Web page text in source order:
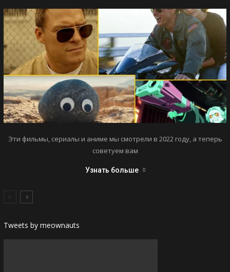
Эти фильмы, сериалы и аниме мы смотрели в 2022 году, а теперь
советуем вам
Узнать больше
Tweets by meownauts